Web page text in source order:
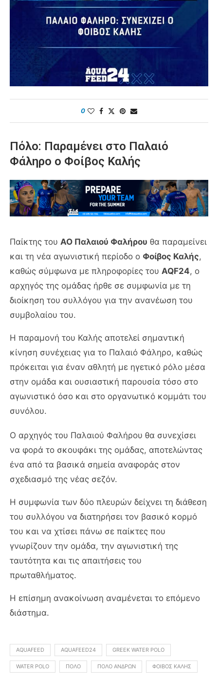
0
Πόλο: Παραμένει στο Παλαιό
Φάληρο ο Φοίβος Καλής
Παίκτης του ΑΟ Παλαιού Φαλήρου θα παραμείνει
και τη νέα αγωνιστική περίοδο ο Φοίβος Καλής,
καθώς σύμφωνα με πληροφορίες του AQF24, ο
αρχηγός της ομάδας ήρθε σε συμφωνία με τη
διοίκηση του συλλόγου για την ανανέωση του
συμβολαίου του.
Η παραμονή του Καλής αποτελεί σημαντική
κίνηση συνέχειας για το Παλαιό Φάληρο, καθώς
πρόκειται για έναν αθλητή με ηγετικό ρόλο μέσα
στην ομάδα και ουσιαστική παρουσία τόσο στο
αγωνιστικό όσο και στο οργανωτικό κομμάτι του
συνόλου.
Ο αρχηγός του Παλαιού Φαλήρου θα συνεχίσει
να φορά το σκουφάκι της ομάδας, αποτελώντας
ένα από τα βασικά σημεία αναφοράς στον
σχεδιασμό της νέας σεζόν.
Η συμφωνία των δύο πλευρών δείχνει τη διάθεση
του συλλόγου να διατηρήσει τον βασικό κορμό
του και να χτίσει πάνω σε παίκτες που
γνωρίζουν την ομάδα, την αγωνιστική της
ταυτότητα και τις απαιτήσεις του
πρωταθλήματος.
Η επίσημη ανακοίνωση αναμένεται το επόμενο
διάστημα.
AQUAFEED AQUAFEED24 GREEK WATER POLO
WATER POLO ΠΌΛΟ ΠΌΛΟ ΑΝΔΡΏΝ ΦΟΊΒΟΣ ΚΑΛΉΣ